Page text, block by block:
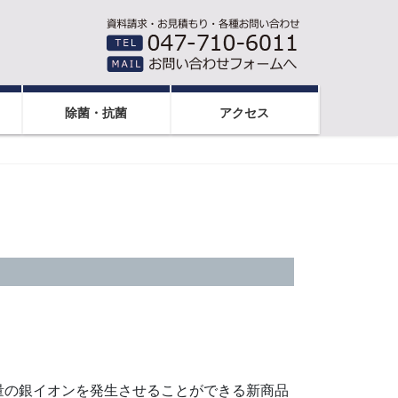
除菌・抗菌 アクセス
銀イオンを発生させることができる新商品